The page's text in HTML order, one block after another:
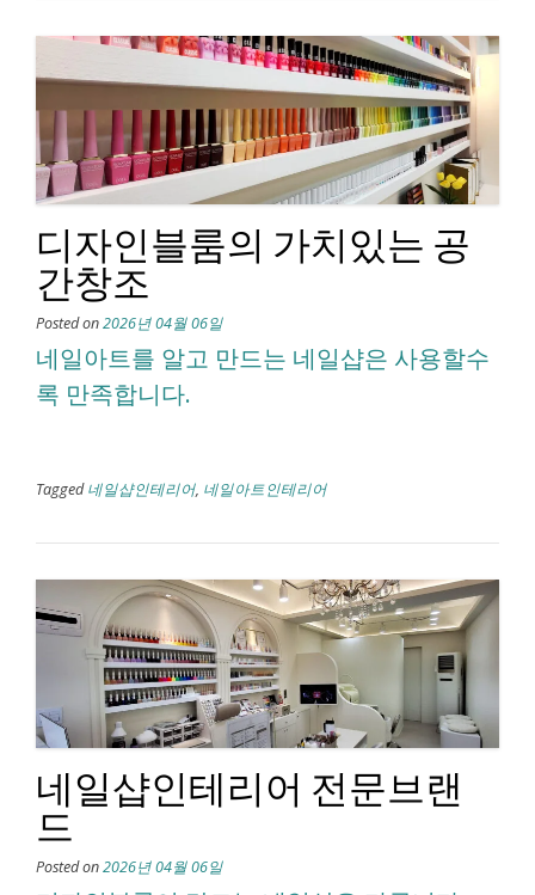
디자인블룸의 가치있는 공
간창조
Posted on2026년 04월 06일
네일아트를 알고 만드는 네일샵은 사용할수
록 만족합니다.
Tagged네일샵인테리어, 네일아트인테리어
네일샵인테리어 전문브랜
드
Posted on2026년 04월 06일